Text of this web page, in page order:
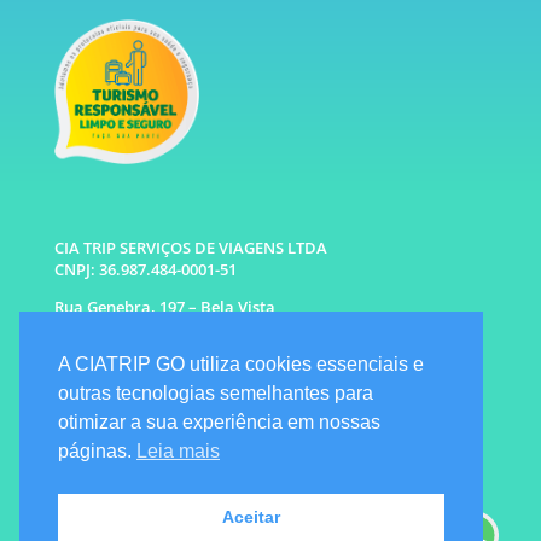
CIA TRIP SERVIÇOS DE VIAGENS LTDA
CNPJ: 36.987.484-0001-51
Rua Genebra, 197 – Bela Vista
WhatsApp: (11) 96333-6677 |
94341-1314
E-mail: info@ciatrip.com
Atendimento Comercial:
Segunda à Sexta: 9h às 18h
Sábado e Domingo: 10h as 16h
Emergencial: Seg a Dom das 7h as 22h
A CIATRIP GO utiliza cookies essenciais e
outras tecnologias semelhantes para
otimizar a sua experiência em nossas
páginas. Leia mais
Aceitar